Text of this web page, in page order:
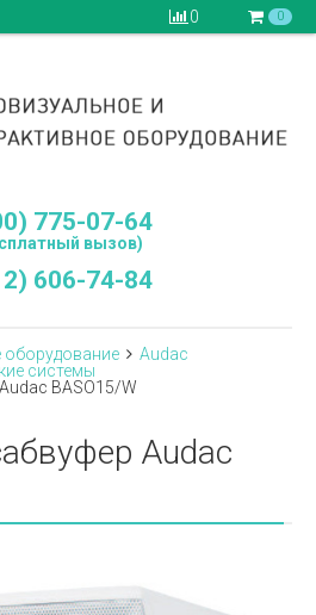
0 0
775-07-64
вызов)
606-74-84
оборудование
Audac
системы
BASO15/W
Audac